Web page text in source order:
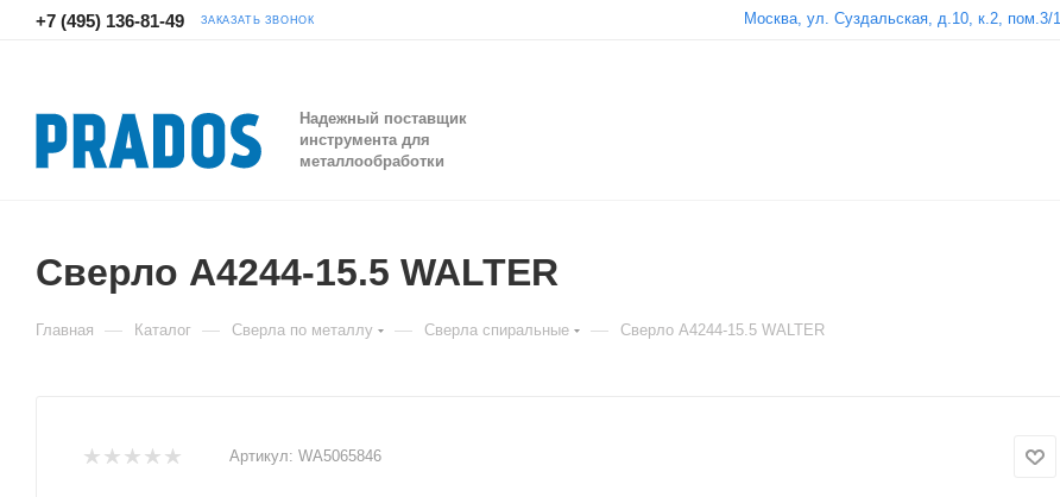
+7 (495) 136-81-49 ЗАКАЗАТЬ ЗВОНОК Москва, ул. Суздальская, д.10, к.2, пом.3/1
Надежный поставщик
инструмента для
металлообработки
Сверло A4244-15.5 WALTER
Главная — Каталог — Сверла по металлу — Сверла спиральные — Сверло A4244-15.5 WALTER
Артикул: WA5065846